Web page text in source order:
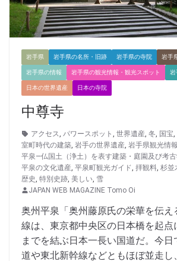
岩手県 岩手県の名所・旧跡 岩手県の寺院 岩手
岩手県の情報 岩手県の観光情報・観光スポット 岩
日本の世界遺産 日本の寺院
中尊寺
アクセス パワースポット 世界遺産 冬 国宝
室町時代の建築 岩手の世界遺産 岩手県観光情報
平泉―仏国土（浄土）を表す建築・庭園及び考
平泉の文化遺産 平泉町観光ガイド 拝観料 杉並
歴史 特別史跡 美しい 雪
JAPAN WEB MAGAZINE Tomo Oi
奥州平泉「奥州藤原氏の栄華を伝え
線は、東京都中央区の日本橋を起点
までを結ぶ日本一長い国道だ。今
道や東北新幹線などともほぼ並走し